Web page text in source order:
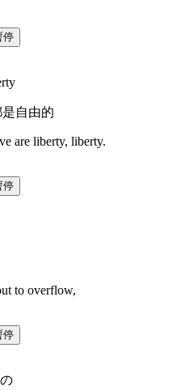
停
自由的
are liberty, liberty.
停
to overflow,
停